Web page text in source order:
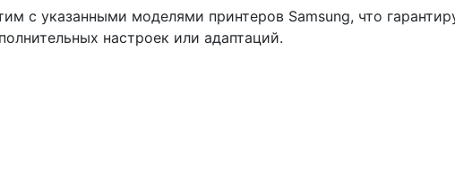
с указанными моделями принтеров Samsung, что
настроек или адаптаций.